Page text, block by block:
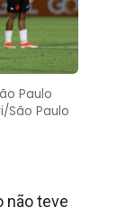
Paulo
São Paulo
não teve